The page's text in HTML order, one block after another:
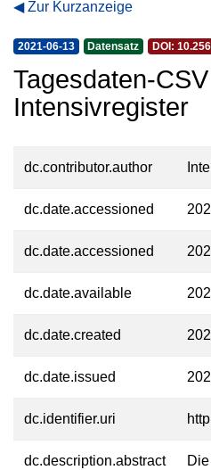
Zur Kurzanzeige
2021-06-13 Datensatz DOI:
Tagesdaten-
Intensivregister
dc.contributor.author
dc.date.accessioned
dc.date.accessioned
dc.date.available
dc.date.created
dc.date.issued
dc.identifier.uri
dc.description.abstract